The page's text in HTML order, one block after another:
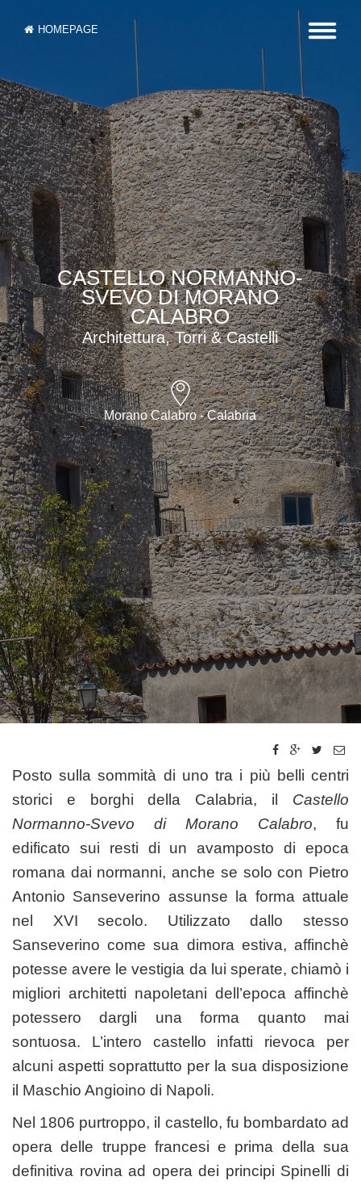
HOMEPAGE
CASTELLO NORMANNO-
SVEVO DI MORANO
CALABRO
Architettura, Torri & Castelli
Morano Calabro - Calabria
Posto sulla sommità di uno tra i più belli centri
storici e borghi della Calabria, il Castello
Normanno-Svevo di Morano Calabro, fu
edificato sui resti di un avamposto di epoca
romana dai normanni, anche se solo con Pietro
Antonio Sanseverino assunse la forma attuale
nel XVI secolo. Utilizzato dallo stesso
Sanseverino come sua dimora estiva, affinchè
potesse avere le vestigia da lui sperate, chiamò i
migliori architetti napoletani dell’epoca affinchè
potessero dargli una forma quanto mai
sontuosa. L’intero castello infatti rievoca per
alcuni aspetti soprattutto per la sua disposizione
il Maschio Angioino di Napoli.
Nel 1806 purtroppo, il castello, fu bombardato ad
opera delle truppe francesi e prima della sua
definitiva rovina ad opera dei principi Spinelli di